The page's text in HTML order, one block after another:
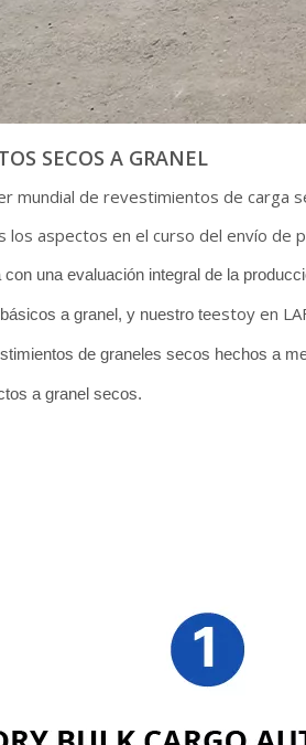
SECOS A GRANEL
mundial de revestimientos de carga
los aspectos en el curso del envío de
una evaluación integral de la
a granel, y nuestro teestoy en
de graneles secos hechos a
a granel secos.